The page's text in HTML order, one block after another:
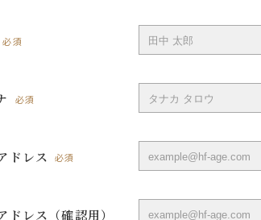
必須
必須
ドレス 必須
ドレス（確認用）